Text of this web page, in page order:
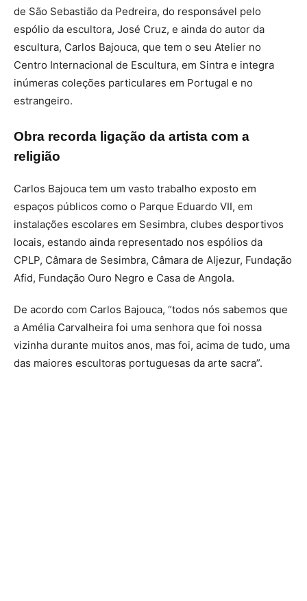
de São Sebastião da Pedreira, do responsável pelo
espólio da escultora, José Cruz, e ainda do autor da
escultura, Carlos Bajouca, que tem o seu Atelier no
Centro Internacional de Escultura, em Sintra e integra
inúmeras coleções particulares em Portugal e no
estrangeiro.
Obra recorda ligação da artista com a
religião
Carlos Bajouca tem um vasto trabalho exposto em
espaços públicos como o Parque Eduardo VII, em
instalações escolares em Sesimbra, clubes desportivos
locais, estando ainda representado nos espólios da
CPLP, Câmara de Sesimbra, Câmara de Aljezur, Fundação
Afid, Fundação Ouro Negro e Casa de Angola.
De acordo com Carlos Bajouca, “todos nós sabemos que
a Amélia Carvalheira foi uma senhora que foi nossa
vizinha durante muitos anos, mas foi, acima de tudo, uma
das maiores escultoras portuguesas da arte sacra”.